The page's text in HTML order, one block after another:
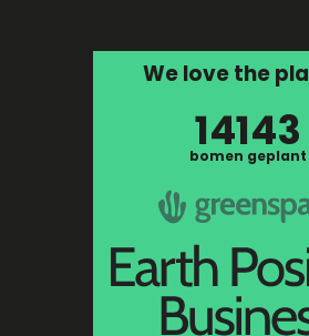
We love the
14143
bomen geplant